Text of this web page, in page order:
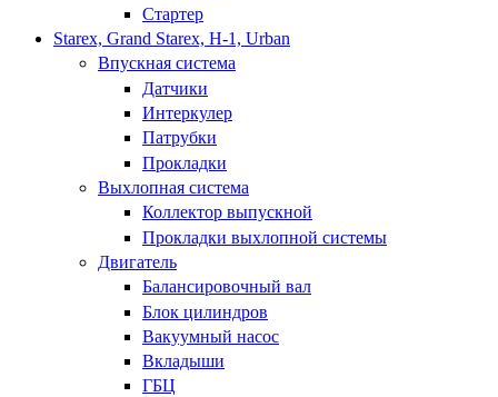
Стартер
Starex, Grand Starex, H-1, Urban
Впускная система
Датчики
Интеркулер
Патрубки
Прокладки
Выхлопная система
Коллектор выпускной
Прокладки выхлопной системы
Двигатель
Балансировочный вал
Блок цилиндров
Вакуумный насос
Вкладыши
ГБЦ